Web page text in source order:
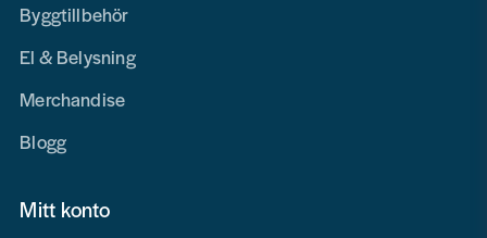
Byggtillbehör
El & Belysning
Merchandise
Blogg
Mitt konto